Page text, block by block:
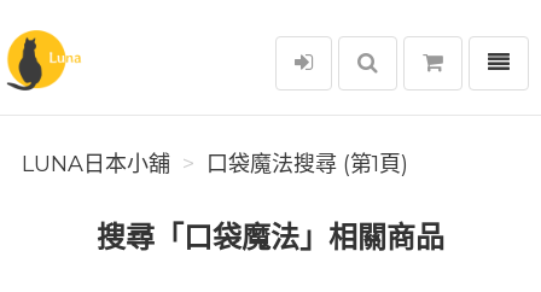
Luna日本小舖
選單
LUNA日本小舖 口袋魔法搜尋 (第1頁)
搜尋「口袋魔法」相關商品